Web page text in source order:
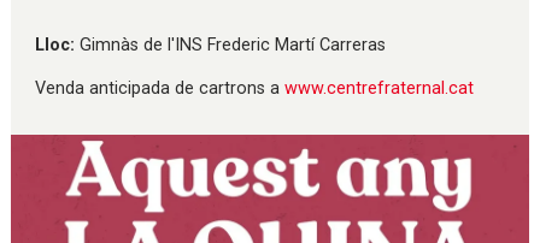
Lloc: Gimnàs de l'INS Frederic Martí Carreras
Venda anticipada de cartrons a www.centrefraternal.cat